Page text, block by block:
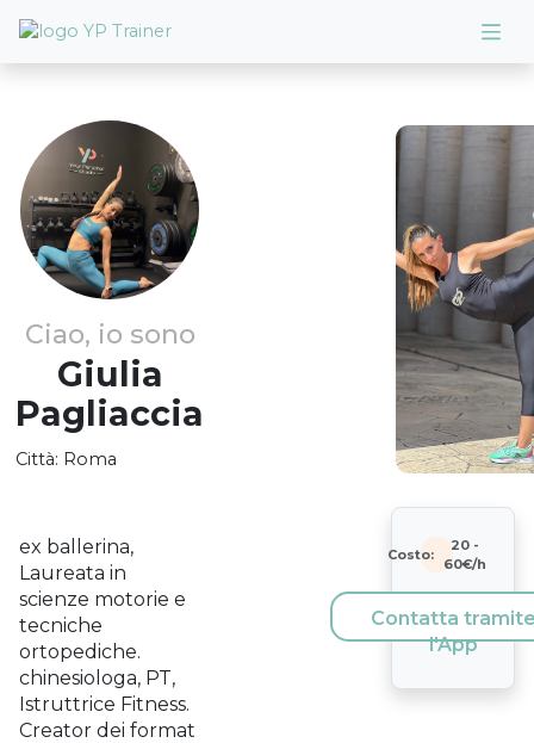
Ciao, io sono
Giulia
Pagliaccia
Città: Roma
ex ballerina,
Laureata in
scienze motorie e
tecniche
ortopediche.
chinesiologa, PT,
Istruttrice Fitness.
Creator dei format
Costo:
20 -
60€/h
Contatta
l'App